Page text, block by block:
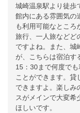
城崎温泉駅より徒歩
館内にある雰囲気の
も利用可能なところ
旅行、一人旅などど
ですよね。また、城
が、こちらは宿泊す
15：30まで何度で
ことができます。貸
できますよ。楽しみ
スがメインで大変希
ほしいです。